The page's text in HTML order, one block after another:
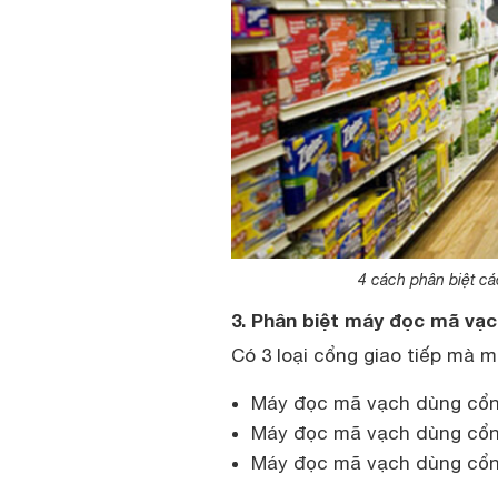
4 cách phân biệt
3. Phân biệt máy đọc mã
Có 3 loại cổng giao tiếp mà
Máy đọc mã vạch dùng
Máy đọc mã vạch dùng
Máy đọc mã vạch dùng